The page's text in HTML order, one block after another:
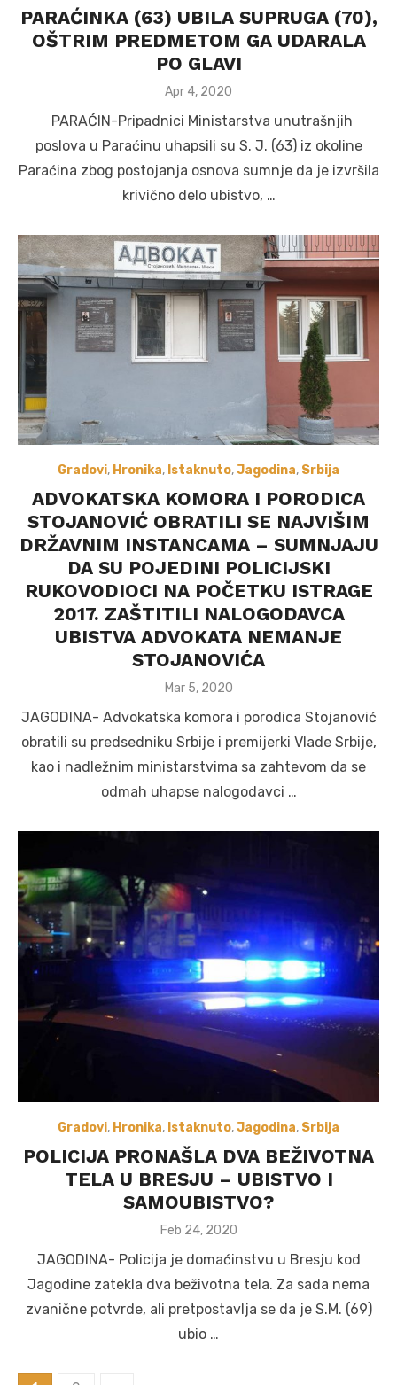
PARAĆINKA (63) UBILA SUPRUGA (70),
OŠTRIM PREDMETOM GA UDARALA
PO GLAVI
Posted
Apr 4, 2020
PARAĆIN-Pripadnici Ministarstva unutrašnjih
poslova u Paraćinu uhapsili su S. J. (63) iz okoline
Paraćina zbog postojanja osnova sumnje da je izvršila
krivično delo ubistvo, …
Gradovi, Hronika, Istaknuto,Jagodina, Srbija
ADVOKATSKA KOMORA I PORODICA
STOJANOVIĆ OBRATILI SE NAJVIŠIM
DRŽAVNIM INSTANCAMA – SUMNJAJU
DA SU POJEDINI POLICIJSKI
RUKOVODIOCI NA POČETKU ISTRAGE
2017. ZAŠTITILI NALOGODAVCA
UBISTVA ADVOKATA NEMANJE
STOJANOVIĆA
Posted
Mar 5, 2020
JAGODINA- Advokatska komora i porodica Stojanović
obratili su predsedniku Srbije i premijerki Vlade Srbije,
kao i nadležnim ministarstvima sa zahtevom da se
odmah uhapse nalogodavci …
Gradovi, Hronika, Istaknuto,Jagodina, Srbija
POLICIJA PRONAŠLA DVA BEŽIVOTNA
TELA U BRESJU – UBISTVO I
SAMOUBISTVO?
Posted
Feb 24, 2020
JAGODINA- Policija je domaćinstvu u Bresju kod
Jagodine zatekla dva beživotna tela. Za sada nema
zvanične potvrde, ali pretpostavlja se da je S.M. (69)
ubio …